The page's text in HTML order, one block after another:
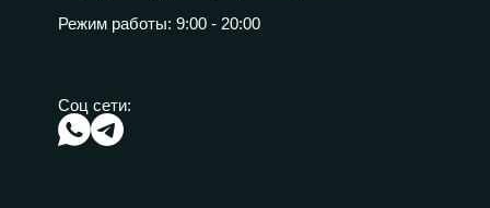
Режим работы: 9:00 - 20:00
Соц сети: